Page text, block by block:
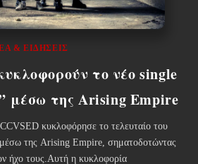
& EΙΔΉΣΕΙΣ
το νέο single
μέσω της Arising Empire
κυκλοφόρησε το τελευταίο του
της Arising Empire, σηματοδοτώντας
ήχο τους.Αυτή η κυκλοφορία